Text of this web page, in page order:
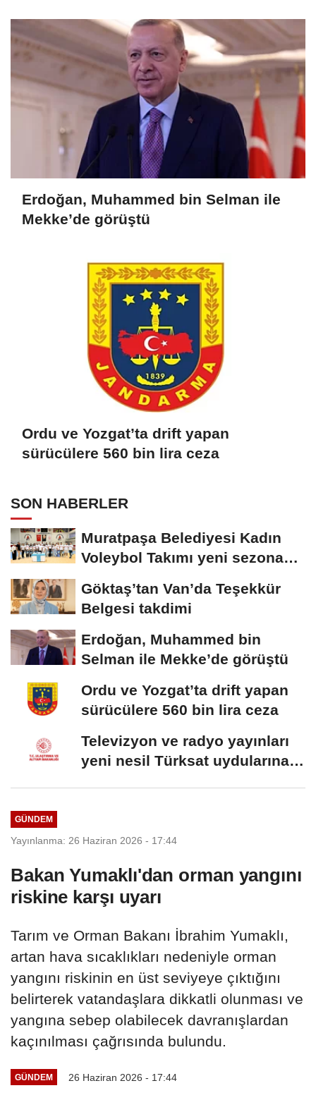
Erdoğan, Muhammed bin Selman ile
Mekke’de görüştü
Ordu ve Yozgat’ta drift yapan
sürücülere 560 bin lira ceza
SON HABERLER
Muratpaşa Belediyesi Kadın
Voleybol Takımı yeni sezona
Göktaş’tan Van’da Teşekkür
Belgesi takdimi
Erdoğan, Muhammed bin
Selman ile Mekke’de görüştü
Ordu ve Yozgat’ta drift yapan
sürücülere 560 bin lira ceza
Televizyon ve radyo yayınları
yeni nesil Türksat uydularına
GÜNDEM
Yayınlanma: 26 Haziran 2026 - 17:44
Bakan Yumaklı'dan orman yangını
riskine karşı uyarı
Tarım ve Orman Bakanı İbrahim Yumaklı,
artan hava sıcaklıkları nedeniyle orman
yangını riskinin en üst seviyeye çıktığını
belirterek vatandaşlara dikkatli olunması ve
yangına sebep olabilecek davranışlardan
kaçınılması çağrısında bulundu.
GÜNDEM 26 Haziran 2026 - 17:44